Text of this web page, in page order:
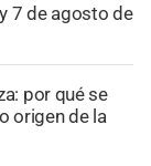
7 de agosto de
por qué se
origen de la